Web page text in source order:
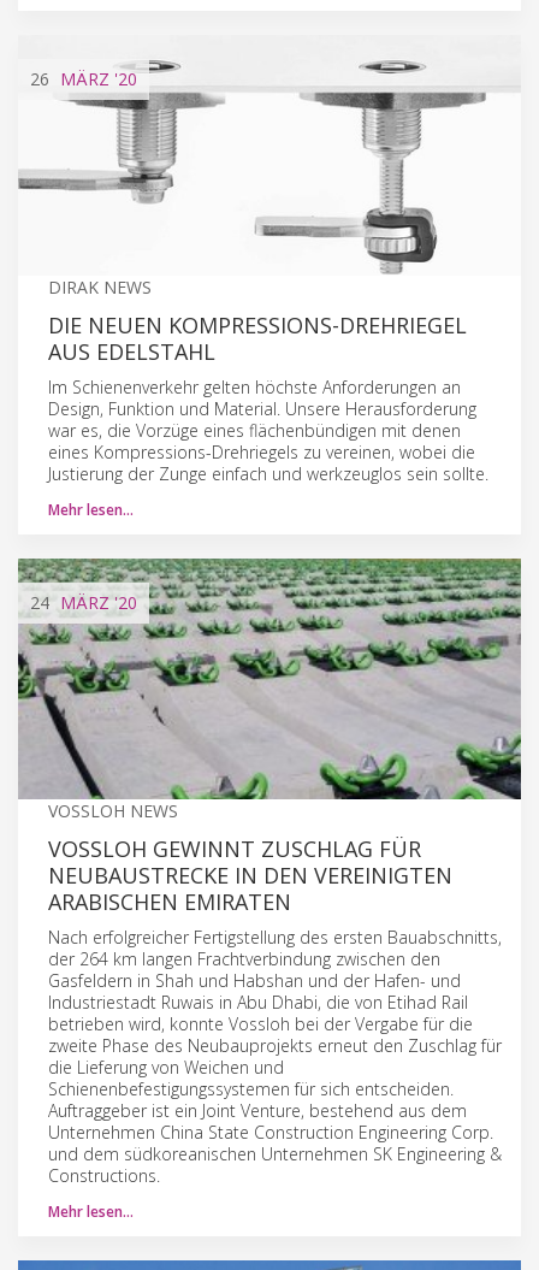
26 MÄRZ '20
DIRAK NEWS
DIE NEUEN KOMPRESSIONS-DREHRIEGEL
AUS EDELSTAHL
Im Schienenverkehr gelten höchste Anforderungen an
Design, Funktion und Material. Unsere Herausforderung
war es, die Vorzüge eines flächenbündigen mit denen
eines Kompressions-Drehriegels zu vereinen, wobei die
Justierung der Zunge einfach und werkzeuglos sein sollte.
Mehr lesen…
24 MÄRZ'20
VOSSLOH NEWS
VOSSLOH GEWINNT ZUSCHLAG FÜR
NEUBAUSTRECKE IN DEN VEREINIGTEN
ARABISCHEN EMIRATEN
Nach erfolgreicher Fertigstellung des ersten Bauabschnitts,
der 264 km langen Frachtverbindung zwischen den
Gasfeldern in Shah und Habshan und der Hafen- und
Industriestadt Ruwais in Abu Dhabi, die von Etihad Rail
betrieben wird, konnte Vossloh bei der Vergabe für die
zweite Phase des Neubauprojekts erneut den Zuschlag für
die Lieferung von Weichen und
Schienenbefestigungssystemen für sich entscheiden.
Auftraggeber ist ein Joint Venture, bestehend aus dem
Unternehmen China State Construction Engineering Corp.
und dem südkoreanischen Unternehmen SK Engineering &
Constructions.
Mehr lesen…